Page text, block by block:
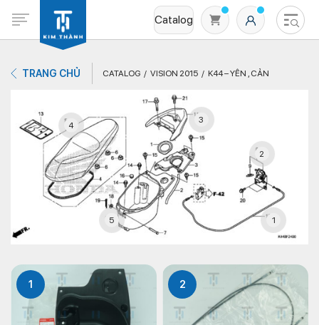
Catalog
Không có sản phẩm nào trong giỏ hàng
TRANG CHỦ CATALOG VISION 2015 K44 – YÊN , CẢN
5 1
2
4
3
1 2